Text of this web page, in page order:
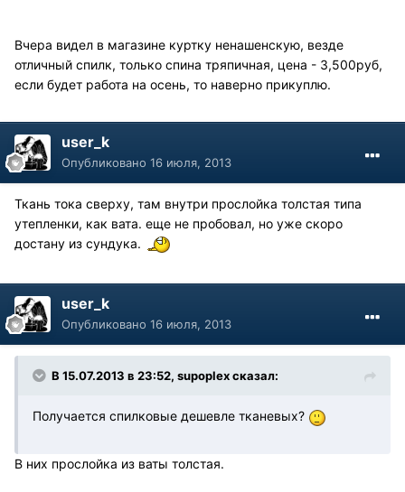
Вчера видел в магазине куртку ненашенскую, везде
отличный спилк, только спина тряпичная, цена - 3,500руб,
если будет работа на осень, то наверно прикуплю.
user_k
Опубликовано 16 июля, 2013
Ткань тока сверху, там внутри прослойка толстая типа
утепленки, как вата. еще не пробовал, но уже скоро
достану из сундука.
user_k
Опубликовано 16 июля, 2013
В 15.07.2013 в 23:52, supoplex сказал:
Получается спилковые дешевле тканевых?
В них прослойка из ваты толстая.